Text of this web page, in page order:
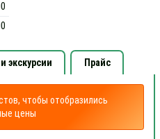
экскурсии Прайс
чтобы отобразились
цены